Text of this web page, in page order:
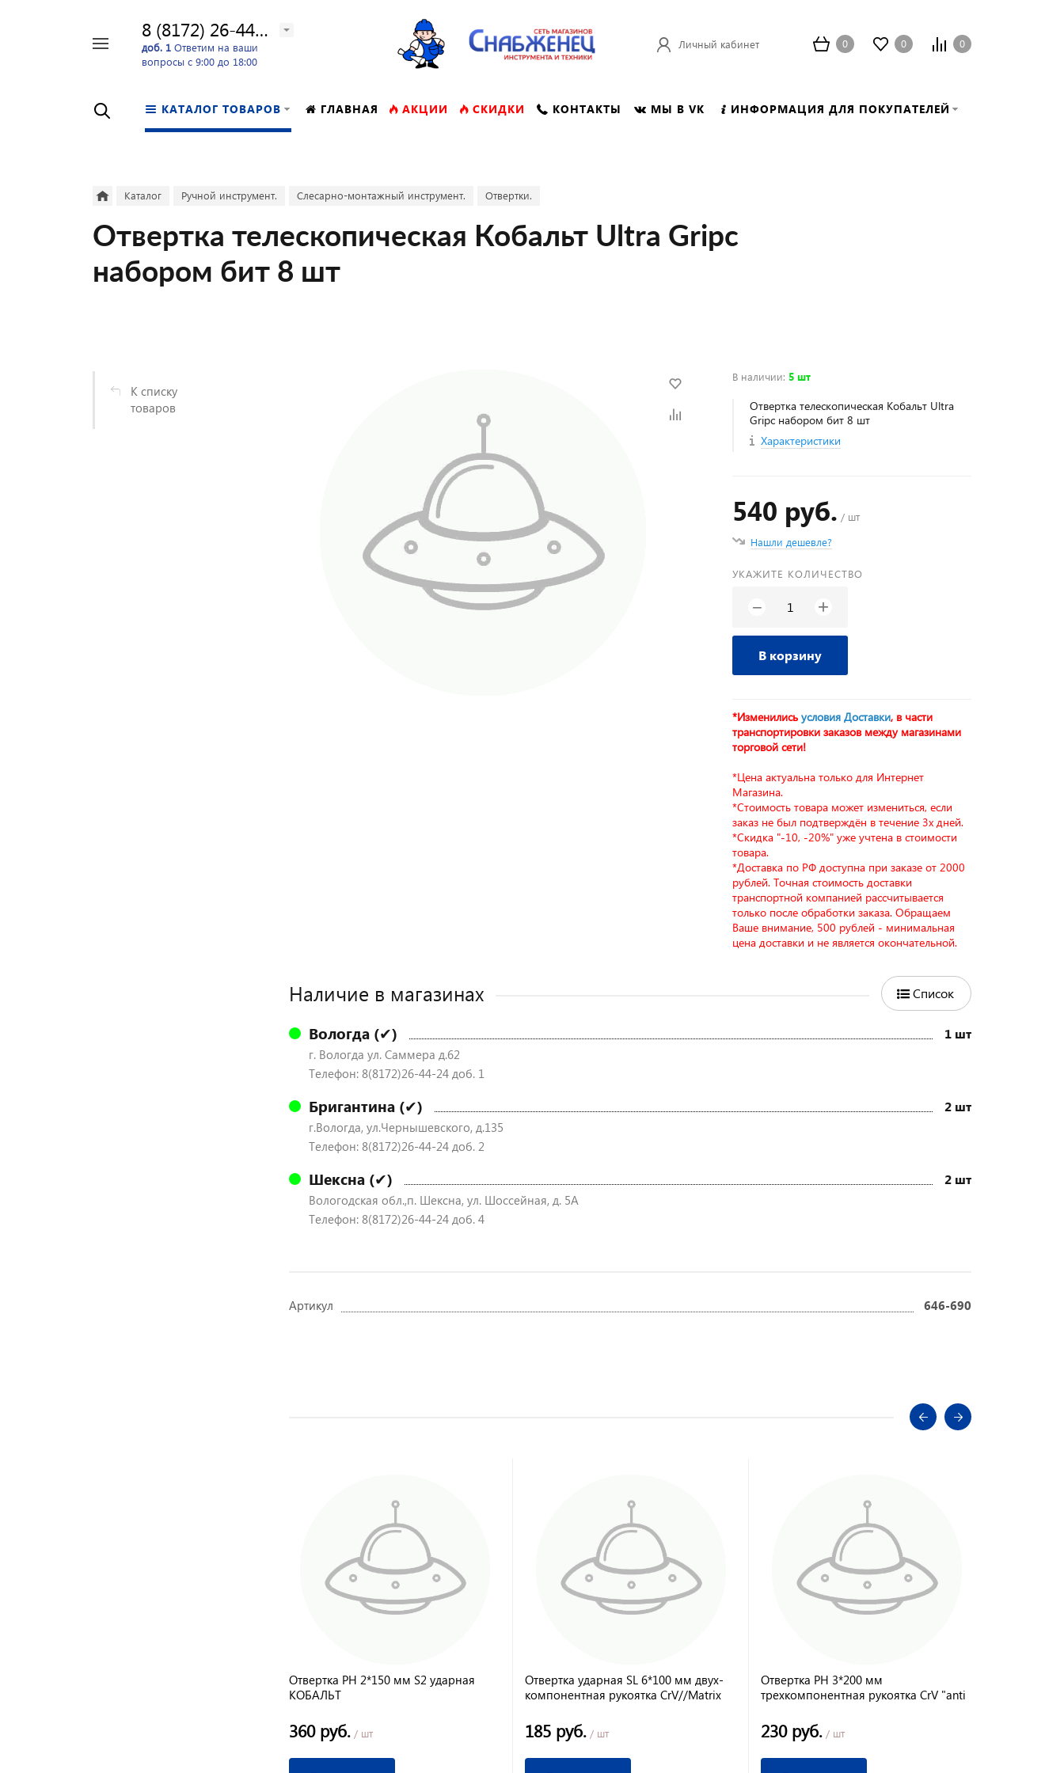
8 (8172) 26-44-24
доб. 1 Ответим на ваши
вопросы с 9:00 до 18:00
Личный кабинет 0 0 0
КАТАЛОГ ТОВАРОВ ГЛАВНАЯ АКЦИИ СКИДКИ КОНТАКТЫ МЫ В VK ИНФОРМАЦИЯ ДЛЯ ПОКУПАТЕЛЕЙ
Каталог Ручной инструмент. Слесарно-монтажный инструмент. Отвертки.
Отвертка телескопическая Кобальт Ultra Gripс
набором бит 8 шт
К списку
товаров
В наличии: 5 шт
Отвертка телескопическая Кобальт Ultra
Gripс набором бит 8 шт
Характеристики
540 руб. / шт
Нашли дешевле?
УКАЖИТЕ КОЛИЧЕСТВО
− +
В корзину
*Изменилисьусловия Доставки, в части
транспортировки заказов между магазинами
торговой сети!
*Цена актуальна только для Интернет
Магазина.
*Стоимость товара может измениться, если
заказ не был подтверждён в течение 3х дней.
*Скидка "-10, -20%" уже учтена в стоимости
товара.
*Доставка по РФ доступна при заказе от 2000
рублей. Точная стоимость доставки
транспортной компанией рассчитывается
только после обработки заказа. Обращаем
Ваше внимание, 500 рублей - минимальная
цена доставки и не является окончательной.
Наличие в магазинах Список
Вологда (✔) 1 шт
г. Вологда ул. Саммера д.62
Телефон: 8(8172)26-44-24 доб. 1
Бригантина (✔) 2 шт
г.Вологда, ул.Чернышевского, д.135
Телефон: 8(8172)26-44-24 доб. 2
Шексна (✔) 2 шт
Вологодская обл.,п. Шексна, ул. Шоссейная, д. 5А
Телефон: 8(8172)26-44-24 доб. 4
Артикул 646-690
Отвертка PH 2*150 мм S2 ударная
КОБАЛЬТ
360 руб. / шт
Отвертка ударная SL 6*100 мм двух-
компонентная рукоятка CrV//Matrix
185 руб. / шт
Отвертка PH 3*200 мм
трехкомпонентная рукоятка CrV "anti
230 руб. / шт